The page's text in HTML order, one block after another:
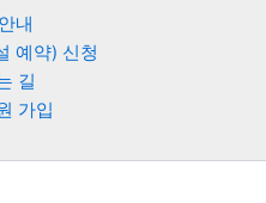
내
예약) 신청
길
가입